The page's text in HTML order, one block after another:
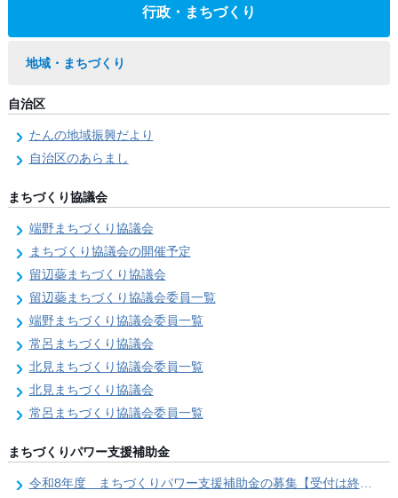
行政・まちづくり
地域・まちづくり
自治区
たんの地域振興だより
自治区のあらまし
まちづくり協議会
端野まちづくり協議会
まちづくり協議会の開催予定
留辺蘂まちづくり協議会
留辺蘂まちづくり協議会委員一覧
端野まちづくり協議会委員一覧
常呂まちづくり協議会
北見まちづくり協議会委員一覧
北見まちづくり協議会
常呂まちづくり協議会委員一覧
まちづくりパワー支援補助金
令和8年度 まちづくりパワー支援補助金の募集【受付は終了しました。】